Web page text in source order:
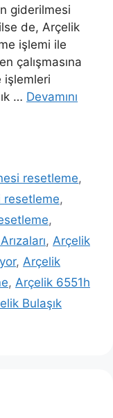
giderilmesi
de, Arçelik
işlemi ile
çalışmasına
işlemleri
… Devamını
resetleme,
resetleme,
,
, Arçelik
, Arçelik
, Arçelik 6551h
Bulaşık